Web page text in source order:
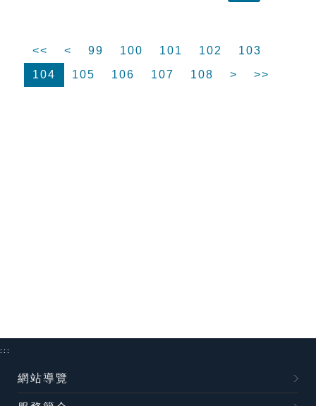
<< < 99 100 101 102
103
104
105 106 107 108 > >>
:::
網站導覽